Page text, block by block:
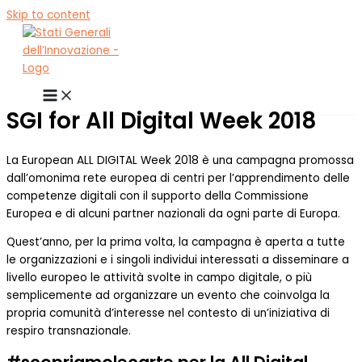
Skip to content
SGI for All Digital Week 2018
La European ALL DIGITAL Week 2018 è una campagna promossa
dall’omonima rete europea di centri per l’apprendimento delle
competenze digitali con il supporto della Commissione
Europea e di alcuni partner nazionali da ogni parte di Europa.
Quest’anno, per la prima volta, la campagna è aperta a tutte
le organizzazioni e i singoli individui interessati a disseminare a
livello europeo le attività svolte in campo digitale, o più
semplicemente ad organizzare un evento che coinvolga la
propria comunità d’interesse nel contesto di un’iniziativa di
respiro transnazionale.